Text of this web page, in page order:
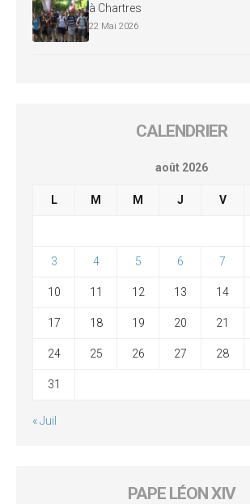
à Chartres
22 Mai 2026
CALENDRIER
août 2026
L M M J V
3 4 5 6 7
10 11 12 13 14
17 18 19 20 21
24 25 26 27 28
31
« Juil
PAPE LÉON XIV